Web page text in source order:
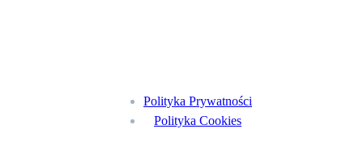
Polityka Prywatności
Polityka Cookies